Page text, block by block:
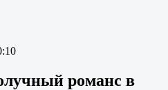
романс в